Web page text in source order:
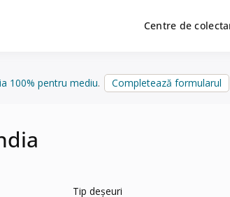
Centre de
100% pentru mediu. Completează formularul
Tip deșeuri